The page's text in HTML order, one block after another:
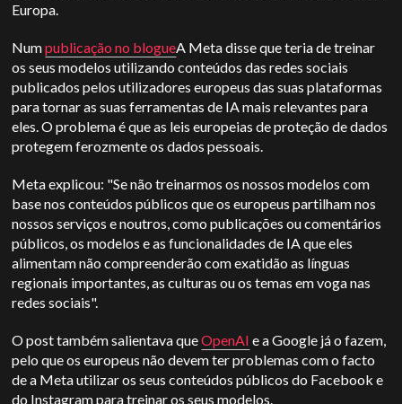
Europa.
Numpublicação no blogueA Meta disse que teria de treinar
os seus modelos utilizando conteúdos das redes sociais
publicados pelos utilizadores europeus das suas plataformas
para tornar as suas ferramentas de IA mais relevantes para
eles. O problema é que as leis europeias de proteção de dados
protegem ferozmente os dados pessoais.
Meta explicou: "Se não treinarmos os nossos modelos com
base nos conteúdos públicos que os europeus partilham nos
nossos serviços e noutros, como publicações ou comentários
públicos, os modelos e as funcionalidades de IA que eles
alimentam não compreenderão com exatidão as línguas
regionais importantes, as culturas ou os temas em voga nas
redes sociais".
O post também salientava queOpenAI e a Google já o fazem,
pelo que os europeus não devem ter problemas com o facto
de a Meta utilizar os seus conteúdos públicos do Facebook e
do Instagram para treinar os seus modelos.